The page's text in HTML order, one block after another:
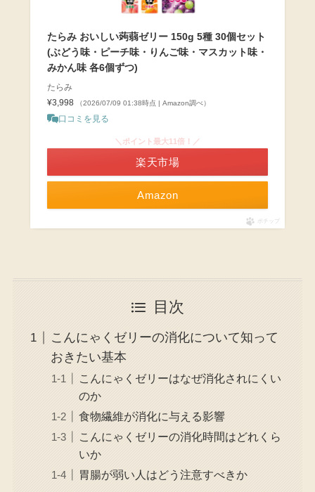
たらみ おいしい蒟蒻ゼリー 150g 5種 30個セット
(ぶどう味・ピーチ味・りんご味・マスカット味・
みかん味 各6個ずつ)
たらみ
¥3,998
（2026/07/09 01:38時点 | Amazon調べ）
口コミを見る
Amazon
＼ポイント最大11倍！／
楽天市場
ポチップ
目次
こんにゃくゼリーの消化について知って
おきたい基本
こんにゃくゼリーはなぜ消化されにくい
のか
食物繊維が消化に与える影響
こんにゃくゼリーの消化時間はどれくら
いか
胃腸が弱い人はどう注意すべきか